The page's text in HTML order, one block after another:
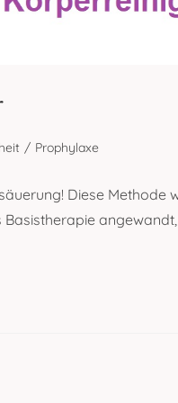
/ Prophylaxe
Diese Methode